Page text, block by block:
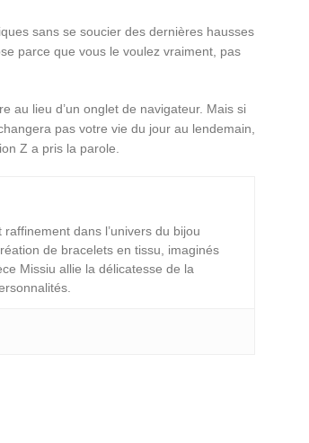
sans se soucier des dernières hausses
parce que vous le voulez vraiment, pas
au lieu d’un onglet de navigateur. Mais si
pas votre vie du jour au lendemain,
Z a pris la parole.
dans l’univers du bijou
de bracelets en tissu, imaginés
Missiu allie la délicatesse de la